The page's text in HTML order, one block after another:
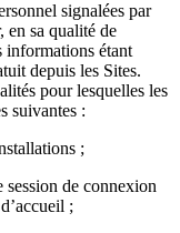
signalées par
en sa qualité de
informations étant
depuis les Sites.
pour lesquelles les
suivantes :
;
session de connexion
;